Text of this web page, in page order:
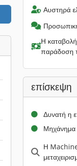
Αυστηρά
Η καταβολή
παράδοση
επίσκεψη
Δυνατή η
Η